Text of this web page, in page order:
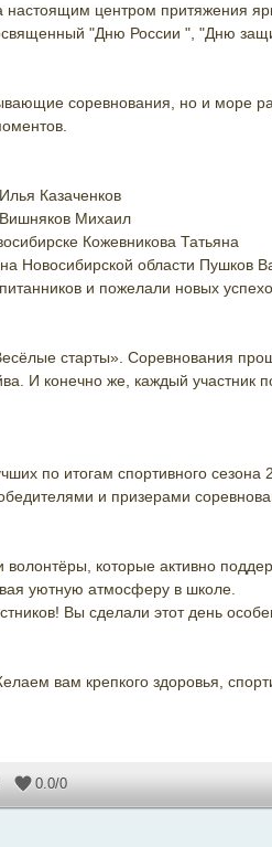
центром притяжения
"Дню России ", "Дню
соревнования, но и море
Казаченков
Михаил
Кожевникова Татьяна
Новосибирской области Пушков
и пожелали новых
старты». Соревнования
И конечно же, каждый участник
по итогам спортивного
и призерами
которые активно
уютную атмосферу в школе.
Вы сделали этот день
вам крепкого здоровья,
0.0/0